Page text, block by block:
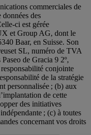
commerciales de
des
ci est gérée
et Group AG, dont le
Baar, en Suisse. Son
SL, numéro de TVA
de Gracia 9 2º,
conjointe
de la stratégie
personnalisée ; (b) aux
de cette
des initiatives
; (c) à toutes
concernant vos droits